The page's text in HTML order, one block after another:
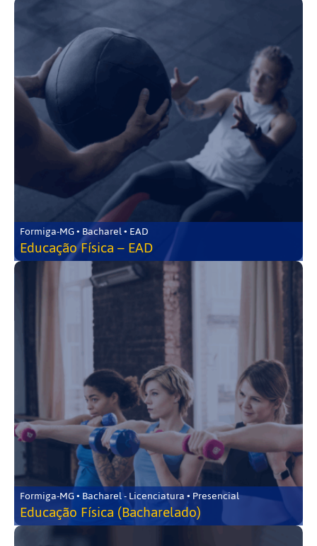
Formiga-MG • Bacharel • EAD
Educação Física – EAD
Formiga-MG • Bacharel - Licenciatura • Presencial
Educação Física (Bacharelado)